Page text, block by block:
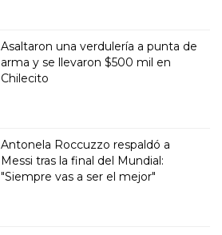
Asaltaron una verdulería a punta de
arma y se llevaron $500 mil en
Chilecito
Antonela Roccuzzo respaldó a
Messi tras la final del Mundial:
"Siempre vas a ser el mejor"